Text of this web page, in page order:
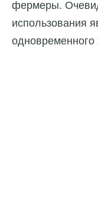
фермеры.
использования
одновременного